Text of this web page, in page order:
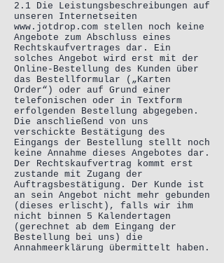
2.1 Die Leistungsbeschreibungen auf
unseren Internetseiten
www.jotdrop.com stellen noch keine
Angebote zum Abschluss eines
Rechtskaufvertrages dar. Ein
solches Angebot wird erst mit der
Online-Bestellung des Kunden über
das Bestellformular („Karten
Order“) oder auf Grund einer
telefonischen oder in Textform
erfolgenden Bestellung abgegeben.
Die anschließend von uns
verschickte Bestätigung des
Eingangs der Bestellung stellt noch
keine Annahme dieses Angebotes dar.
Der Rechtskaufvertrag kommt erst
zustande mit Zugang der
Auftragsbestätigung. Der Kunde ist
an sein Angebot nicht mehr gebunden
(dieses erlischt), falls wir ihm
nicht binnen 5 Kalendertagen
(gerechnet ab dem Eingang der
Bestellung bei uns) die
Annahmeerklärung übermittelt haben.